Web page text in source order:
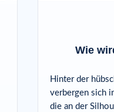
Wie
Hinter der
verbergen sich
die an der